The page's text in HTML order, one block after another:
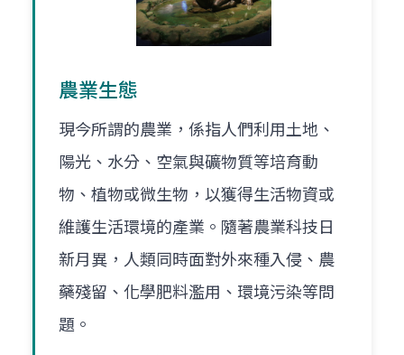
農業生態
現今所謂的農業，係指人們利用土地、
陽光、水分、空氣與礦物質等培育動
物、植物或微生物，以獲得生活物資或
維護生活環境的產業。隨著農業科技日
新月異，人類同時面對外來種入侵、農
藥殘留、化學肥料濫用、環境污染等問
題。